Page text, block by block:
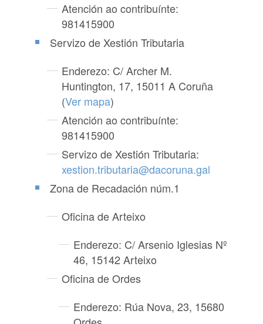
Atención ao contribuínte:
981415900
Servizo de Xestión Tributaria
Enderezo: C/ Archer M.
Huntington, 17, 15011 A Coruña
(Ver mapa)
Atención ao contribuínte:
981415900
Servizo de Xestión Tributaria:
xestion.tributaria@dacoruna.gal
Zona de Recadación núm.1
Oficina de Arteixo
Enderezo: C/ Arsenio Iglesias Nº
46, 15142 Arteixo
Oficina de Ordes
Enderezo: Rúa Nova, 23, 15680